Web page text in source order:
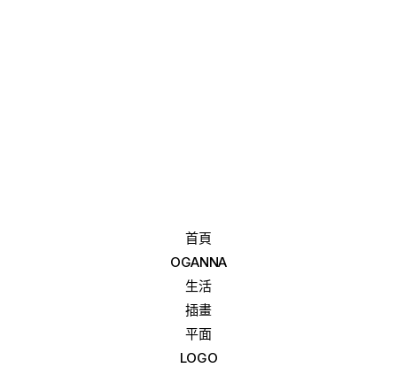
首頁
OGANNA
生活
插畫
平面
LOGO